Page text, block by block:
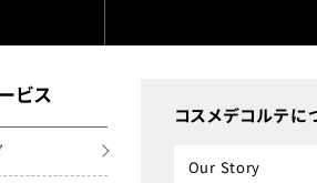
ビス
コスメデコルテに
Our Story